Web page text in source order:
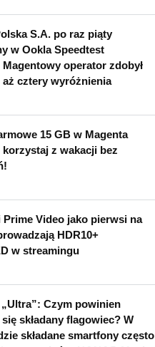
S.A. po raz piąty
w Ookla Speedtest
operator zdobył
aż cztery wyróżnienia
15 GB w Magenta
korzystaj z wakacji bez
Prime Video jako pierwsi na
HDR10+
w streamingu
Czym powinien
składany flagowiec? W
składane smartfony często